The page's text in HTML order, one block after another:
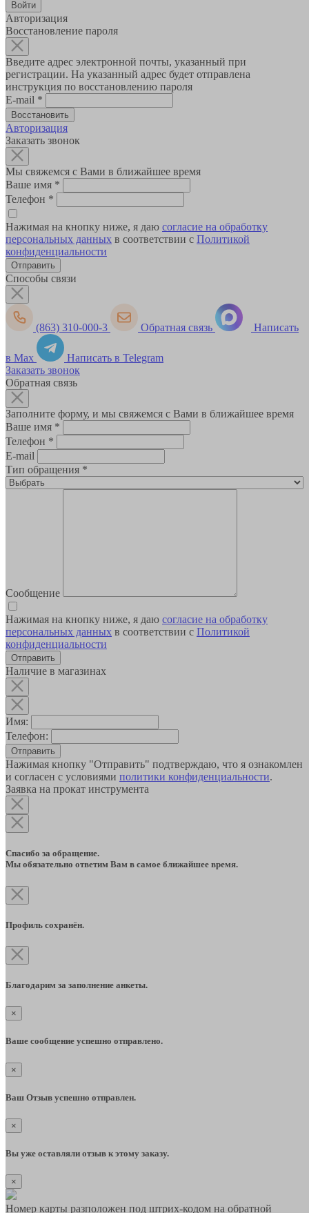
Авторизация
Восстановление пароля
Введите адрес электронной почты, указанный при
регистрации. На указанный адрес будет отправлена
инструкция по восстановлению пароля
E-mail *
Авторизация
Заказать звонок
Мы свяжемся с Вами в ближайшее время
Ваше имя *
Телефон *
Нажимая на кнопку ниже, я даю согласие на обработку
персональных данных в соответствии с Политикой
конфиденциальности
Способы связи
(863) 310-000-3 Обратная связь Написать
в Max
Написать в Telegram
Заказать звонок
Обратная связь
Заполните форму, и мы свяжемся с Вами в ближайшее время
Ваше имя *
Телефон *
E-mail
Тип обращения *
Сообщение
Нажимая на кнопку ниже, я даю согласие на обработку
персональных данных в соответствии с Политикой
конфиденциальности
Наличие в магазинах
Имя:
Телефон:
Отправить
Нажимая кнопку "Отправить" подтверждаю, что я ознакомлен
и согласен с условиями политики конфиденциальности.
Заявка на прокат инструмента
Спасибо за обращение.
Мы обязательно ответим Вам в самое ближайшее время.
Профиль сохранён.
Благодарим за заполнение анкеты.
×
Ваше сообщение успешно отправлено.
×
Ваш Отзыв успешно отправлен.
×
Вы уже оставляли отзыв к этому заказу.
×
Номер карты разположен под штрих-кодом на обратной